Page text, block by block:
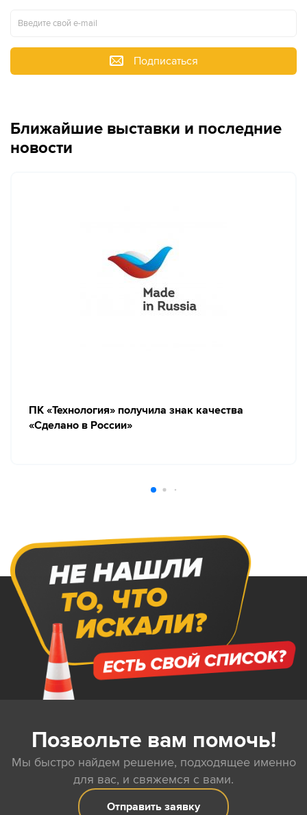
Подписаться
Ближайшие выставки и последние
новости
ПК «Технология» получила знак качества
«Сделано в России»
Позвольте вам помочь!
Мы быстро найдем решение, подходящее именно
для вас, и свяжемся с вами.
Отправить заявку